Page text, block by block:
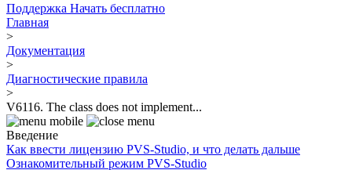
Поддержка Начать бесплатно
Главная
>
Документация
>
Диагностические правила
>
V6116. The class does not implement...
Введение
Как ввести лицензию PVS-Studio, и что делать дальше
Ознакомительный режим PVS-Studio